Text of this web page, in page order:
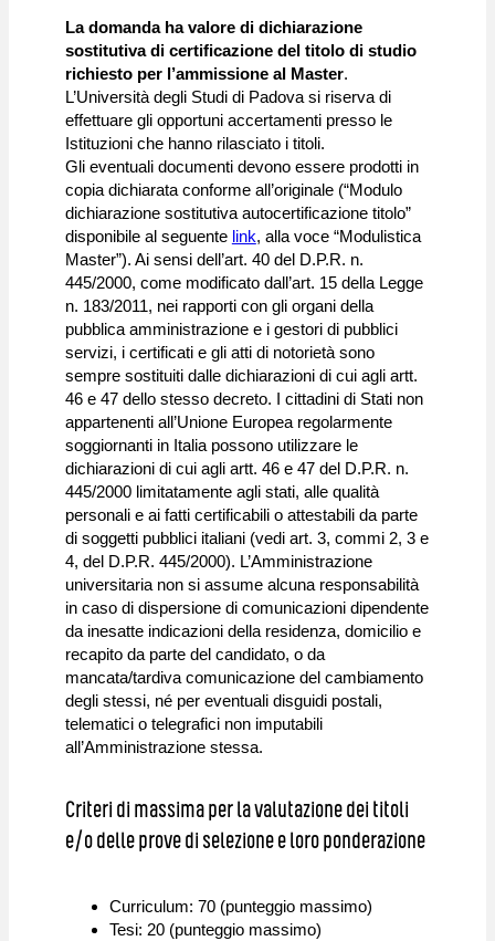
La domanda ha valore di dichiarazione
sostitutiva di certificazione del titolo di studio
richiesto per l’ammissione al Master.
L’Università degli Studi di Padova si riserva di
effettuare gli opportuni accertamenti presso le
Istituzioni che hanno rilasciato i titoli.
Gli eventuali documenti devono essere prodotti in
copia dichiarata conforme all’originale (“Modulo
dichiarazione sostitutiva autocertificazione titolo”
disponibile al seguente link, alla voce “Modulistica
Master”). Ai sensi dell’art. 40 del D.P.R. n.
445/2000, come modificato dall’art. 15 della Legge
n. 183/2011, nei rapporti con gli organi della
pubblica amministrazione e i gestori di pubblici
servizi, i certificati e gli atti di notorietà sono
sempre sostituiti dalle dichiarazioni di cui agli artt.
46 e 47 dello stesso decreto. I cittadini di Stati non
appartenenti all’Unione Europea regolarmente
soggiornanti in Italia possono utilizzare le
dichiarazioni di cui agli artt. 46 e 47 del D.P.R. n.
445/2000 limitatamente agli stati, alle qualità
personali e ai fatti certificabili o attestabili da parte
di soggetti pubblici italiani (vedi art. 3, commi 2, 3 e
4, del D.P.R. 445/2000). L’Amministrazione
universitaria non si assume alcuna responsabilità
in caso di dispersione di comunicazioni dipendente
da inesatte indicazioni della residenza, domicilio e
recapito da parte del candidato, o da
mancata/tardiva comunicazione del cambiamento
degli stessi, né per eventuali disguidi postali,
telematici o telegrafici non imputabili
all’Amministrazione stessa.
Criteri di massima per la valutazione dei titoli
e/o delle prove di selezione e loro ponderazione
Curriculum: 70 (punteggio massimo)
Tesi: 20 (punteggio massimo)